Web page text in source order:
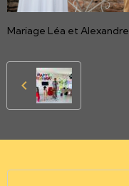
Mariage Léa et Alexandre